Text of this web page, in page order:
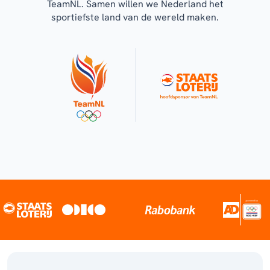
TeamNL. Samen willen we Nederland het
sportiefste land van de wereld maken.